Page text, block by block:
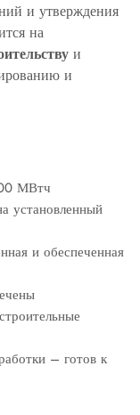
и утверждения
на
и
и
МВтч
установленный
и обеспеченная
– готов к